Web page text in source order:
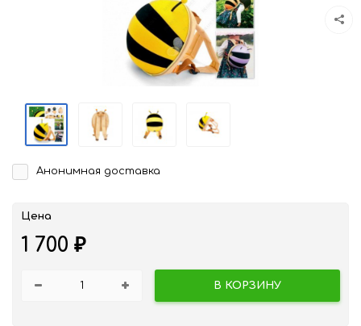
Анонимная доставка
Цена
1 700 ₽
В КОРЗИНУ